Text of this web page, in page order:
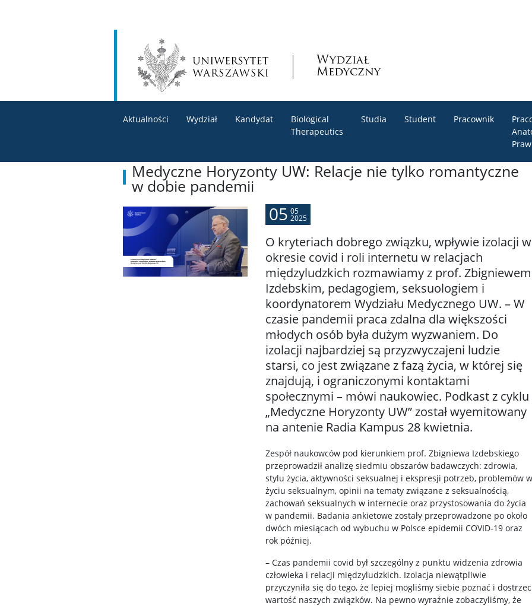
Wydział
Medyczny
Aktualności Wydział Kandydat
Biological
Therapeutics
Studia Student Pracownik
Medyczne Horyzonty UW: Relacje nie tylko romantyczne
w dobie pandemii
05 05
2025
O kryteriach dobrego związku, wpływie izolacji w
okresie covid i roli internetu w relacjach
międzyludzkich rozmawiamy z prof. Zbigniewem
Izdebskim, pedagogiem, seksuologiem i
koordynatorem Wydziału Medycznego UW. – W
czasie pandemii praca zdalna dla większości
młodych osób była dużym wyzwaniem. Do
izolacji najbardziej są przyzwyczajeni ludzie
starsi, co jest związane z fazą życia, w której się
znajdują, i ograniczonymi kontaktami
społecznymi – mówi naukowiec. Podkast z cyklu
„Medyczne Horyzonty UW” został wyemitowany
na antenie Radia Kampus 28 kwietnia.
Zespół naukowców pod kierunkiem prof. Zbigniewa Izdebskiego
przeprowadził analizę siedmiu obszarów badawczych: zdrowia,
stylu życia, aktywności seksualnej i ekspresji potrzeb, problemów w
życiu seksualnym, opinii na tematy związane z seksualnością,
zachowań seksualnych w internecie oraz przystosowania do życia
w pandemii. Badania ankietowe zostały przeprowadzone po około
dwóch miesiącach od wybuchu w Polsce epidemii COVID-19 oraz
rok później.
– Czas pandemii covid był szczególny z punktu widzenia zdrowia
człowieka i relacji międzyludzkich. Izolacja niewątpliwie
przyczyniła się do tego, że lepiej mogliśmy siebie poznać i dostrzec
wartość naszych związków. Na pewno wyraźnie zobaczyliśmy, że